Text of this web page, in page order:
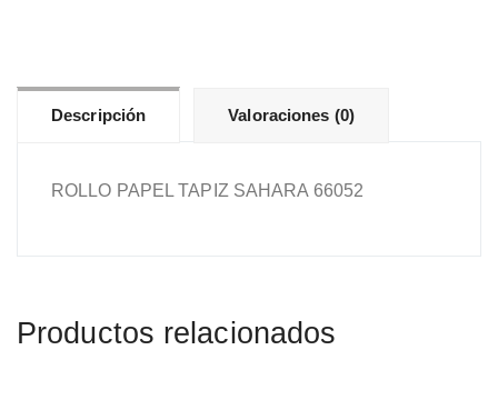
Descripción Valoraciones (0)
ROLLO PAPEL TAPIZ SAHARA 66052
Productos relacionados